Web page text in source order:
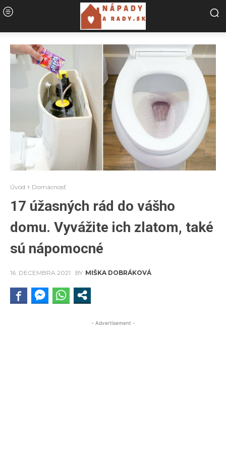
Úvod Domácnosť
17 úžasných rád do vášho
domu. Vyvážite ich zlatom, také
sú nápomocné
16. DECEMBRA 2021 BY MIŠKA DOBRÁKOVÁ
- Advertisement -